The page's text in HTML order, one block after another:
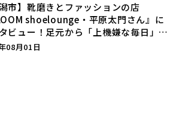
潟市】靴磨きとファッションの店
shoelounge・平原太門さん』に
ビュー！足元から「上機嫌な毎日」を
装いの提案とは？
08月01日